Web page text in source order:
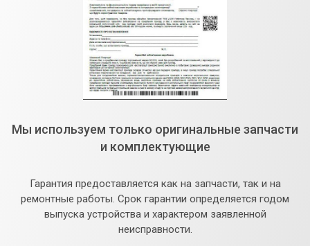
Мы используем только оригинальные запчасти
и комплектующие
Гарантия предоставляется как на запчасти, так и на
ремонтные работы. Срок гарантии определяется годом
выпуска устройства и характером заявленной
неисправности.